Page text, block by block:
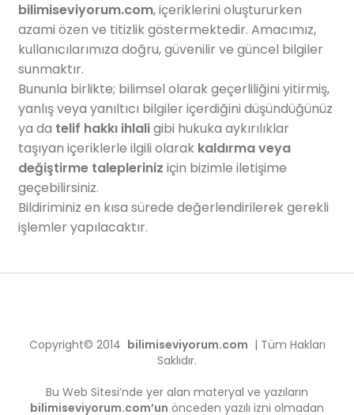
bilimiseviyorum.com, içeriklerini oluştururken
azami özen ve titizlik göstermektedir. Amacımız,
kullanıcılarımıza doğru, güvenilir ve güncel bilgiler
sunmaktır.
Bununla birlikte; bilimsel olarak geçerliliğini yitirmiş,
yanlış veya yanıltıcı bilgiler içerdiğini düşündüğünüz
ya da telif hakkı ihlaligibi hukuka aykırılıklar
taşıyan içeriklerle ilgili olarak kaldırma veya
değiştirme talepleriniz için bizimle iletişime
geçebilirsiniz.
Bildiriminiz en kısa sürede değerlendirilerek gerekli
işlemler yapılacaktır.
Copyright© 2014 bilimiseviyorum.com | Tüm Hakları
Saklıdır.
Bu Web Sitesi’nde yer alan materyal ve yazıların
bilimiseviyorum.com’un önceden yazılı izni olmadan